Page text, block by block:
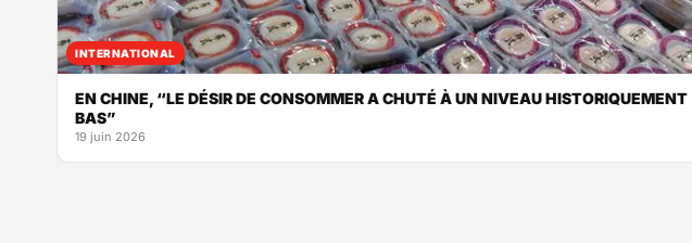
INTERNATIONAL
EN CHINE, “LE DÉSIR DE CONSOMMER A CHUTÉ À UN NIVEAU HISTORIQUEMENT
BAS”
19 juin 2026